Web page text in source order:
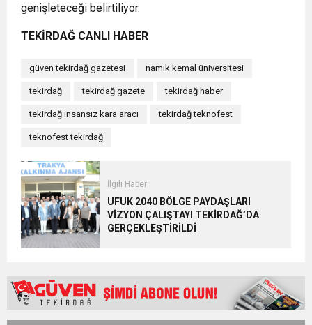
genişleteceği belirtiliyor.
TEKİRDAĞ CANLI HABER
güven tekirdağ gazetesi namık kemal üniversitesi
tekirdağ tekirdağ gazete tekirdağ haber
tekirdağ insansız kara aracı tekirdağ teknofest
teknofest tekirdağ
İlgili Haber
UFUK 2040 BÖLGE PAYDAŞLARI
VİZYON ÇALIŞTAYI TEKİRDAĞ’DA
GERÇEKLEŞTİRİLDİ